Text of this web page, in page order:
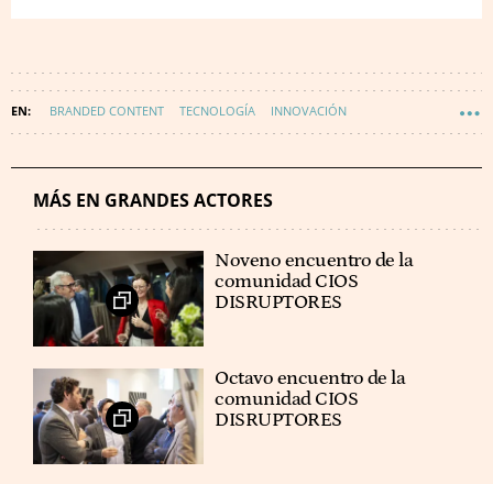
BRANDED CONTENT TECNOLOGÍA INNOVACIÓN
MÁS EN GRANDES ACTORES
Noveno encuentro de la
comunidad CIOS
DISRUPTORES
Octavo encuentro de la
comunidad CIOS
DISRUPTORES